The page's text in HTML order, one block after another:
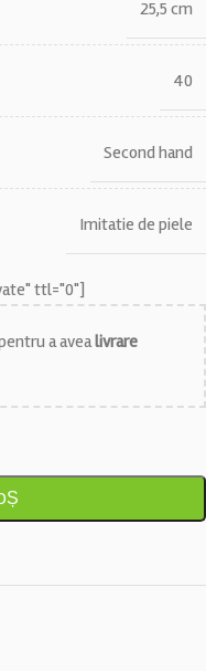
25,5 cm
40
Second hand
Imitatie de piele
ttl="0"]
a avealivrare